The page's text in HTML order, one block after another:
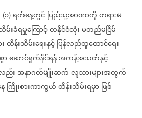
(၁) ရက်နေ့တွင်ပြည်သူ့အာဏာကိုတရားမ
းခံရမှုကြောင့်တနိုင်ငံလုံးမတည်မငြိမ်
ထိန်းသိမ်းရေးနှင့်ပြန်လည်ထူထောင်ရေး
ဆောင်ရွက်နိုင်ရန်အကန့်အသတ်နှင့်
ည်းအနာဂတ်မျိုးဆက်လူသားများအတွက်
ကြိုးစားကာကွယ်ထိန်းသိမ်းရမှာဖြစ်